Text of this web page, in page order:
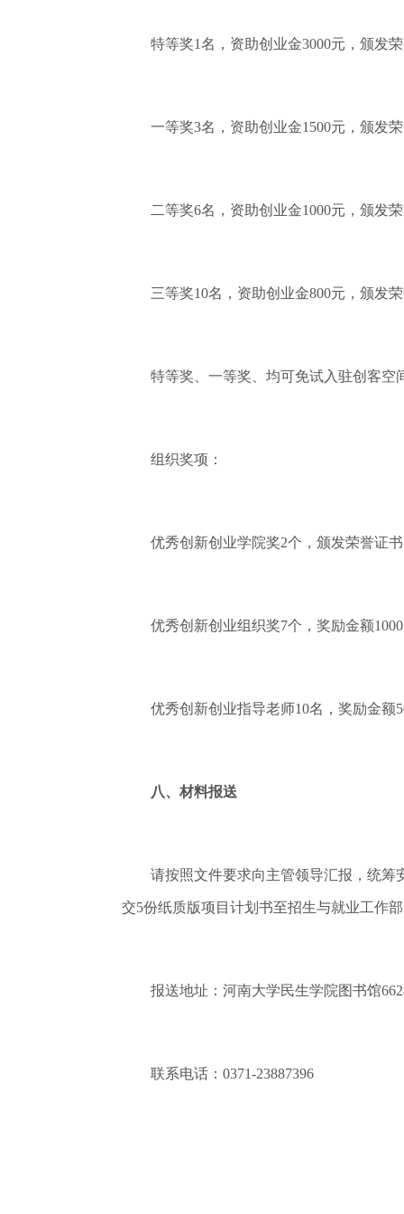
特等奖1名，资助创业金3000元，颁发荣
一等奖3名，资助创业金1500元，颁发荣
二等奖6名，资助创业金1000元，颁发荣
三等奖10名，资助创业金800元，颁发荣
特等奖、一等奖、均可免试入驻创客空
组织奖项：
优秀创新创业学院奖2个，颁发荣誉证
优秀创新创业组织奖7个，奖励金额1000
优秀创新创业指导老师10名，奖励金额
八、材料报送
请按照文件要求向主管领导汇报，统筹安
交5份纸质版项目计划书至招生与就业工作
报送地址：河南大学民生学院图书馆
联系电话：0371-23887396